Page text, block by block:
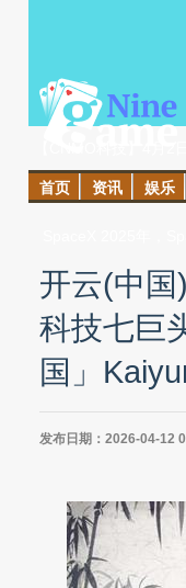
会深重提交初
首页 资讯 娱乐
开云(中国
科技七巨
国」
发布日期：2026-04-12